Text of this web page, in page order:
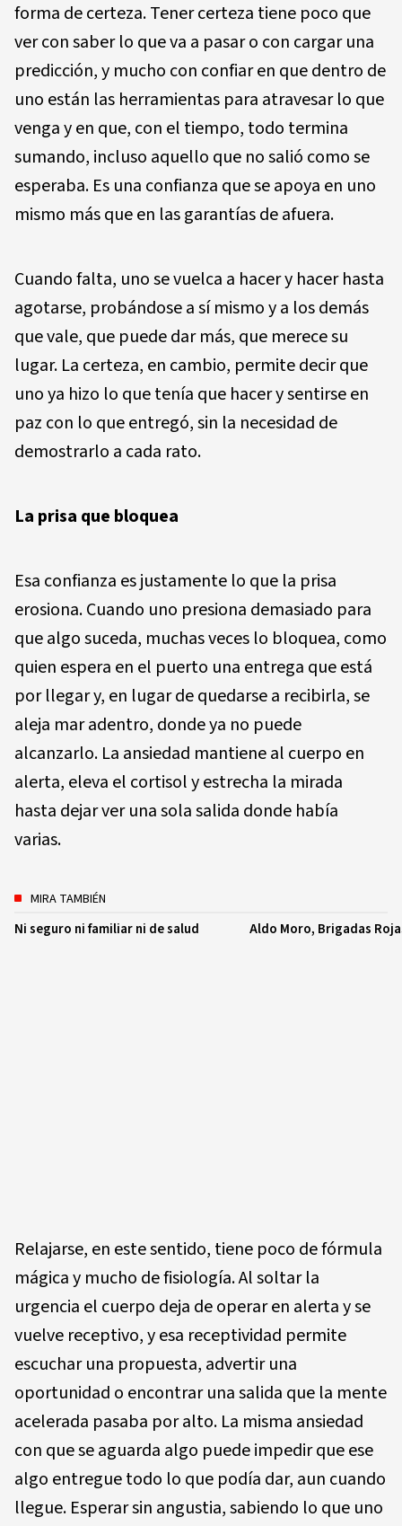
forma de certeza. Tener certeza tiene poco que
ver con saber lo que va a pasar o con cargar una
predicción, y mucho con confiar en que dentro de
uno están las herramientas para atravesar lo que
venga y en que, con el tiempo, todo termina
sumando, incluso aquello que no salió como se
esperaba. Es una confianza que se apoya en uno
mismo más que en las garantías de afuera.
Cuando falta, uno se vuelca a hacer y hacer hasta
agotarse, probándose a sí mismo y a los demás
que vale, que puede dar más, que merece su
lugar. La certeza, en cambio, permite decir que
uno ya hizo lo que tenía que hacer y sentirse en
paz con lo que entregó, sin la necesidad de
demostrarlo a cada rato.
La prisa que bloquea
Esa confianza es justamente lo que la prisa
erosiona. Cuando uno presiona demasiado para
que algo suceda, muchas veces lo bloquea, como
quien espera en el puerto una entrega que está
por llegar y, en lugar de quedarse a recibirla, se
aleja mar adentro, donde ya no puede
alcanzarlo. La ansiedad mantiene al cuerpo en
alerta, eleva el cortisol y estrecha la mirada
hasta dejar ver una sola salida donde había
varias.
MIRA TAMBIÉN
Ni seguro ni familiar ni de salud Aldo Moro, Brigadas
Relajarse, en este sentido, tiene poco de fórmula
mágica y mucho de fisiología. Al soltar la
urgencia el cuerpo deja de operar en alerta y se
vuelve receptivo, y esa receptividad permite
escuchar una propuesta, advertir una
oportunidad o encontrar una salida que la mente
acelerada pasaba por alto. La misma ansiedad
con que se aguarda algo puede impedir que ese
algo entregue todo lo que podía dar, aun cuando
llegue. Esperar sin angustia, sabiendo lo que uno